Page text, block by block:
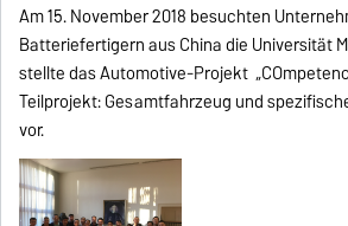
Am 15. November 2018 besuchten
Batteriefertigern aus China die Universität
stellte das Automotive-Projekt
Teilprojekt: Gesamtfahrzeug und
vor.